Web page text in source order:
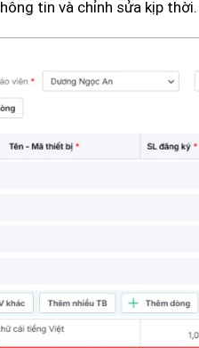
tin và chỉnh sửa kịp thời.